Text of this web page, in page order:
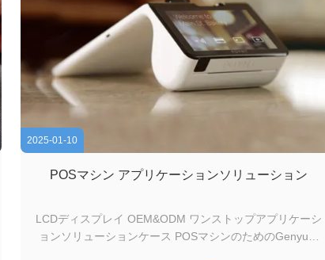
2025-01-10
POSマシン アプリケーションソリューション
LCDディスプレイ OEM&ODM ワンストップアプリケーシ
ョンソリューションケース POSマシンのためのGenyuの